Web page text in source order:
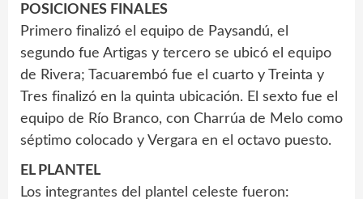
POSICIONES FINALES
Primero finalizó el equipo de Paysandú, el
segundo fue Artigas y tercero se ubicó el equipo
de Rivera; Tacuarembó fue el cuarto y Treinta y
Tres finalizó en la quinta ubicación. El sexto fue el
equipo de Río Branco, con Charrúa de Melo como
séptimo colocado y Vergara en el octavo puesto.
EL PLANTEL
Los integrantes del plantel celeste fueron: